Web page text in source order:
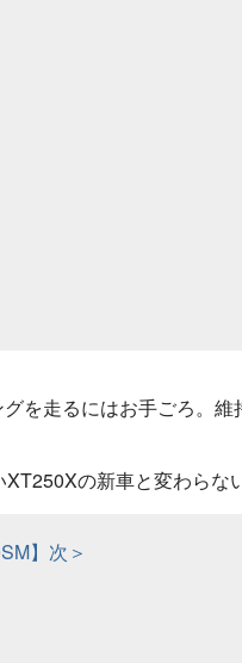
を走るにはお手ごろ。
の新車と変わらな
】次＞